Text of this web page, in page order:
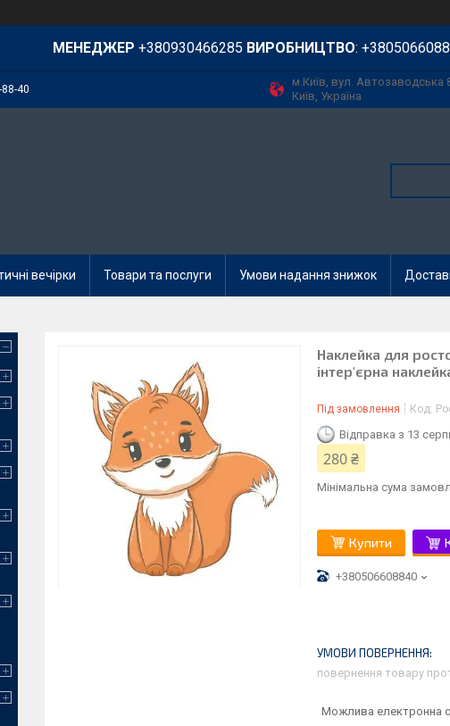
МЕНЕДЖЕР +380930466285 ВИРОБНИЦТВО:
40
м.Київ, вул. Автозаводська
Київ, Україна
вечірки Товари та послуги Умови надання знижок
Наклейка для
інтер'єрна
Під замовлення Код:
Відправка з 13
280 ₴
Мінімальна сума
Купити
+380506608840
повернення товару